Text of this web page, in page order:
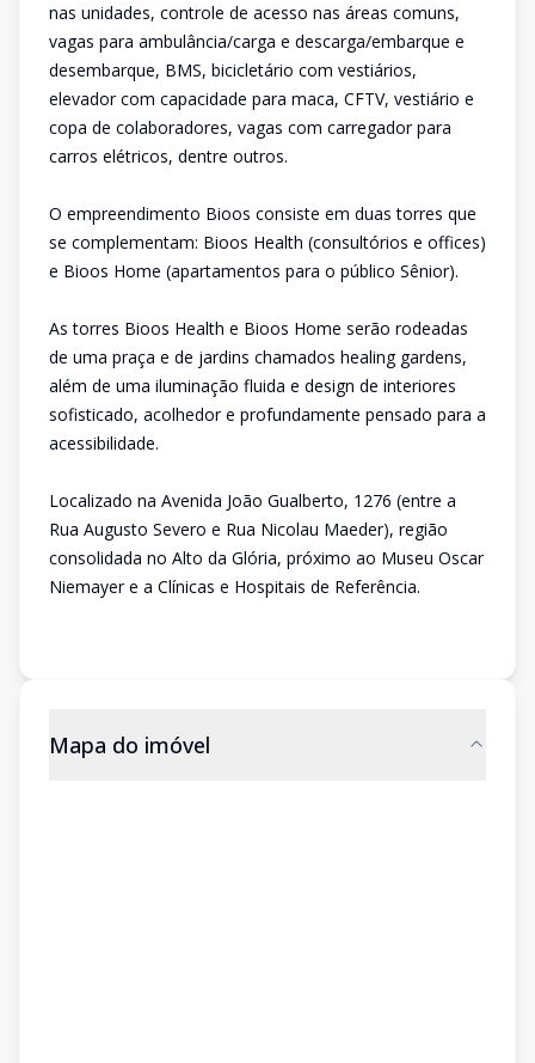
nas unidades, controle de acesso nas áreas comuns,
vagas para ambulância/carga e descarga/embarque e
desembarque, BMS, bicicletário com vestiários,
elevador com capacidade para maca, CFTV, vestiário e
copa de colaboradores, vagas com carregador para
carros elétricos, dentre outros.
O empreendimento Bioos consiste em duas torres que
se complementam: Bioos Health (consultórios e offices)
e Bioos Home (apartamentos para o público Sênior).
As torres Bioos Health e Bioos Home serão rodeadas
de uma praça e de jardins chamados healing gardens,
além de uma iluminação fluida e design de interiores
sofisticado, acolhedor e profundamente pensado para a
acessibilidade.
Localizado na Avenida João Gualberto, 1276 (entre a
Rua Augusto Severo e Rua Nicolau Maeder), região
consolidada no Alto da Glória, próximo ao Museu Oscar
Niemayer e a Clínicas e Hospitais de Referência.
Mapa do imóvel